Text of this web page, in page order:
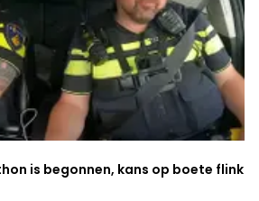
is begonnen, kans op boete flink